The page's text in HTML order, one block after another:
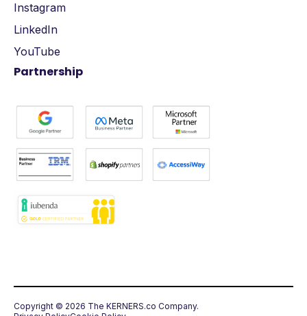
Instagram
LinkedIn
YouTube
Partnership
Copyright © 2026 The KERNERS.co Company.